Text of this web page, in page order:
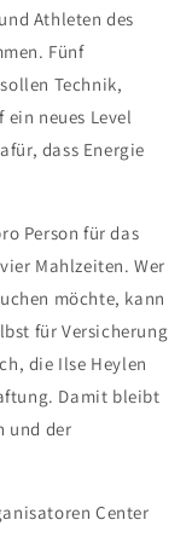
Athleten des
Fünf
Technik,
neues Level
dass Energie
Person für das
Mahlzeiten. Wer
möchte, kann
für Versicherung
die Ilse Heylen
Damit bleibt
und der
Center